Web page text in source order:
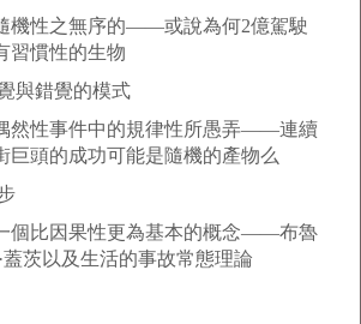
機性之無序的——或說為何2億駕駛
習慣性的生物
與錯覺的模式
然性事件中的規律性所愚弄——連續
巨頭的成功可能是隨機的產物么
個比因果性更為基本的概念——布魯
蓋茨以及生活的事故常態理論